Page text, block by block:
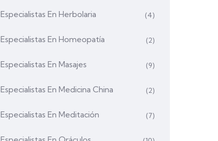
Especialistas En Herbolaria (4)
Especialistas En Homeopatía (2)
Especialistas En Masajes (9)
Especialistas En Medicina China (2)
Especialistas En Meditación (7)